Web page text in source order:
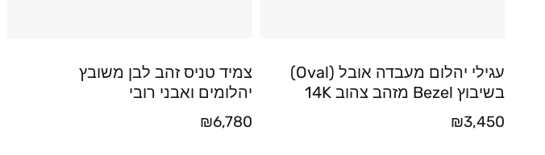
עגילי יהלום מעבדה אובל (Oval)
בשיבוץ Bezel מזהב צהוב 14K
₪3,450
צמיד טניס זהב לבן משובץ
יהלומים ואבני רובי
₪6,780